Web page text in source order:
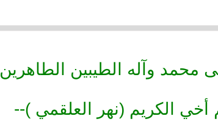
محمد وآله الطيبين الطاهرين
أخي الكريم (نهر العلقمي )--